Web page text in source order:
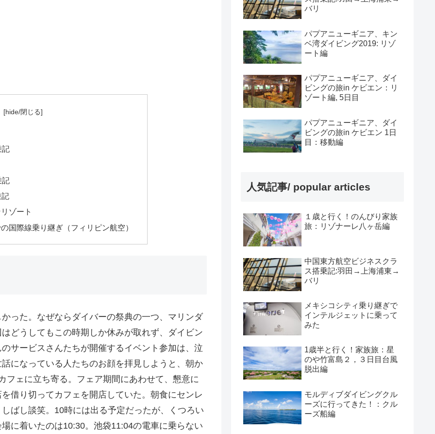
記
記
ゾート
国際線乗り継ぎ（フィリピン航空）
った。なぜならダイバーの祭典の一つ、マリンダ
どうしてもこの時期しか休みが取れず、ダイビン
サービスさんたちが開催するイベント参加は、泣
になっている人たちのお顔を拝見しようと、朝か
フェに立ち寄る。フェア期間にあわせて、懇意に
借り切ってカフェを開店していた。朝食にセンレ
ばし談笑。10時には出る予定だったが、くつろい
に着いたのは10:30。池袋11:04の電車に乗らない
バリ
パプアニューギニア、キン
ベ湾ダイビング2019: リゾ
ート編
パプアニューギニア、ダイ
ビングの旅in ケビエン：リ
ゾート編, 5日目
パプアニューギニア、ダイ
ビングの旅in ケビエン 1日
目：移動編
人気記事/ popular articles
１歳と行く！のんびり家族
旅：リゾナーレ八ヶ岳編
中国東方航空ビジネスクラ
ス搭乗記:羽田→上海浦東→
バリ
メキシコシティ乗り継ぎで
インテルジェットに乗って
みた
1歳半と行く！家族旅：星
のや竹富島２，３日目台風
脱出編
モルディブダイビングクル
ーズに行ってきた！：クル
ーズ船編